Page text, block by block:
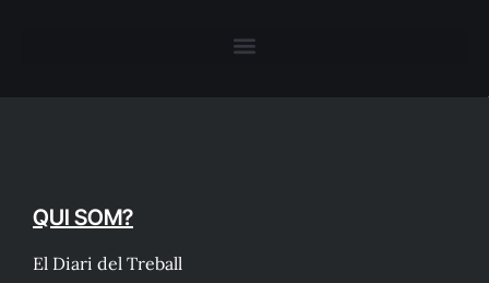
QUI SOM?
El Diari del Treball